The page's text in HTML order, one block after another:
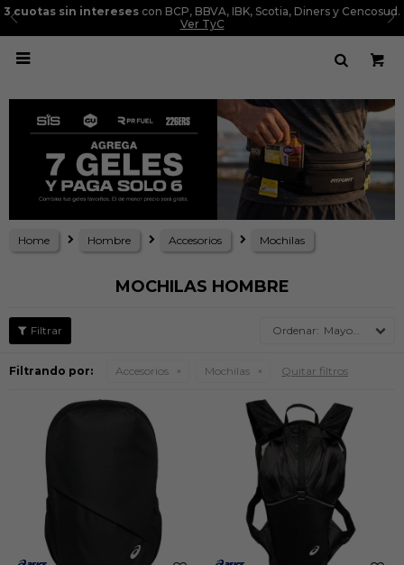
3 cuotas sin intereses con BCP, BBVA, IBK, Scotia, Diners y Cencosud.
Ver TyC

Home Hombre Accesorios Mochilas
MOCHILAS HOMBRE
Mayor precio
Filtrando por: Accesorios Mochilas Quitar filtros